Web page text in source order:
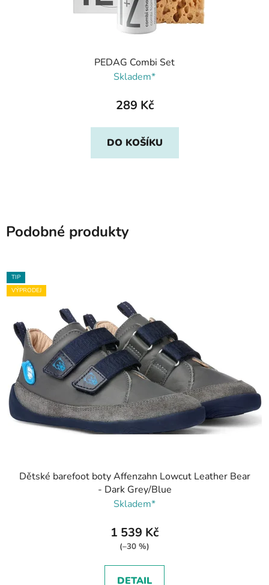
PEDAG Combi Set
Skladem*
289 Kč
DO KOŠÍKU
Podobné produkty
TIP
VÝPRODEJ
Dětské barefoot boty Affenzahn Lowcut Leather Bear
- Dark Grey/Blue
Skladem*
1 539 Kč
(–30 %)
DETAIL